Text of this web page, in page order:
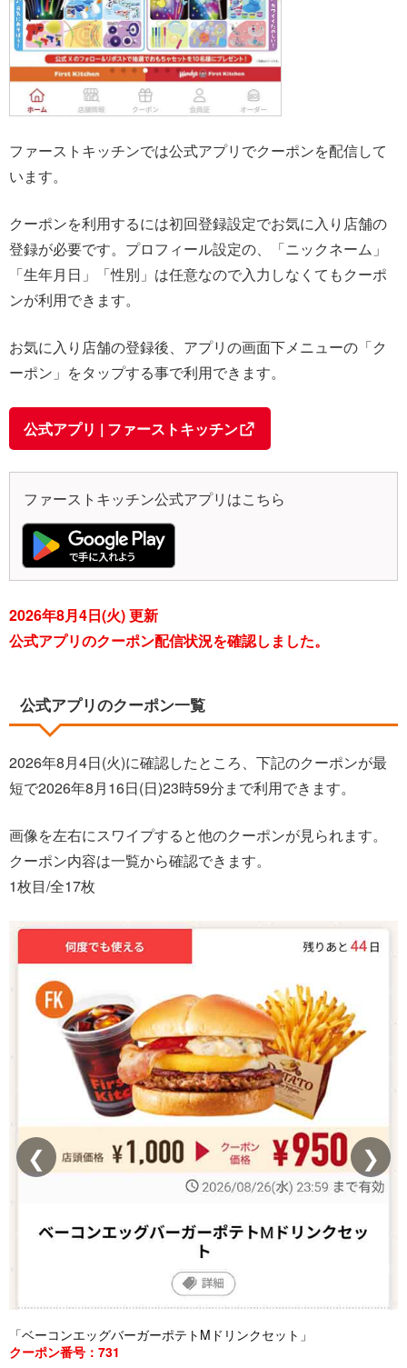
ファーストキッチンでは公式アプリでクーポンを配信して
います。
クーポンを利用するには初回登録設定でお気に入り店舗の
登録が必要です。プロフィール設定の、「ニックネーム」
「生年月日」「性別」は任意なので入力しなくてもクーポ
ンが利用できます。
お気に入り店舗の登録後、アプリの画面下メニューの「ク
ーポン」をタップする事で利用できます。
公式アプリ | ファーストキッチン
ファーストキッチン公式アプリはこちら
2026年8月4日(火) 更新
公式アプリのクーポン配信状況を確認しました。
公式アプリのクーポン一覧
2026年8月4日(火)に確認したところ、下記のクーポンが最
短で2026年8月16日(日)23時59分まで利用できます。
画像を左右にスワイプすると他のクーポンが見られます。
クーポン内容は一覧から確認できます。
1枚目/全17枚
「ベーコンエッグバーガーポテトMドリンクセット」
クーポン番号：731
❮ ❯